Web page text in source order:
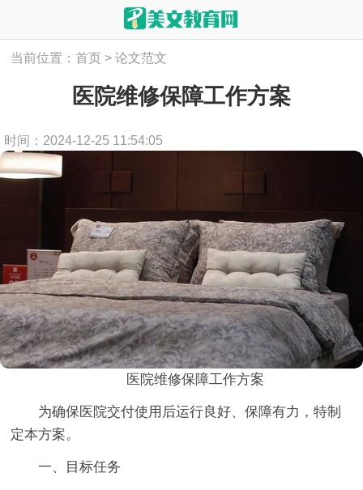
当前位置：首页 > 论文范文
医院维修保障工作方案
时间：2024-12-25 11:54:05
医院维修保障工作方案
为确保医院交付使用后运行良好、保障有力，特制
定本方案。
一、目标任务